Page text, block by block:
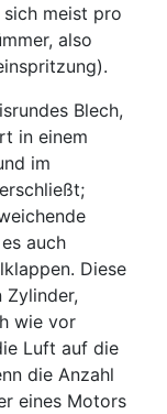
meist pro
also
Blech,
in einem
im
auch
Diese
Zylinder,
wie vor
Luft auf die
die Anzahl
eines Motors